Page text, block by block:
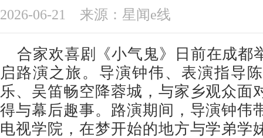
2026-06-21 来源：星闻e线
合家欢喜剧《小气鬼》日前在成都
启路演之旅。导演钟伟、表演指导
乐、吴笛畅空降蓉城，与家乡观众面
得与幕后趣事。路演期间，导演钟伟
电视学院，在梦开始的地方与学弟学